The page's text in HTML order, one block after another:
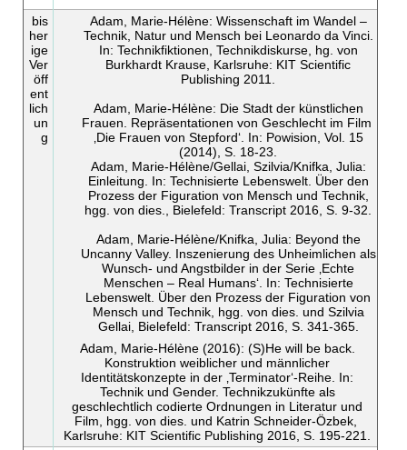
bis
her
ige
Ver
öff
ent
lich
un
g
Adam, Marie-Hélène: Wissenschaft im Wandel –
Technik, Natur und Mensch bei Leonardo da Vinci.
In: Technikfiktionen, Technikdiskurse, hg. von
Burkhardt Krause, Karlsruhe: KIT Scientific
Publishing 2011.
Adam, Marie-Hélène: Die Stadt der künstlichen
Frauen. Repräsentationen von Geschlecht im Film
‚Die Frauen von Stepford‘. In: Powision, Vol. 15
(2014), S. 18-23.
Adam, Marie-Hélène/Gellai, Szilvia/Knifka, Julia:
Einleitung. In: Technisierte Lebenswelt. Über den
Prozess der Figuration von Mensch und Technik,
hgg. von dies., Bielefeld: Transcript 2016, S. 9-32.
Adam, Marie-Hélène/Knifka, Julia: Beyond the
Uncanny Valley. Inszenierung des Unheimlichen als
Wunsch- und Angstbilder in der Serie ‚Echte
Menschen – Real Humans‘. In: Technisierte
Lebenswelt. Über den Prozess der Figuration von
Mensch und Technik, hgg. von dies. und Szilvia
Gellai, Bielefeld: Transcript 2016, S. 341-365.
Adam, Marie-Hélène (2016): (S)He will be back.
Konstruktion weiblicher und männlicher
Identitätskonzepte in der ‚Terminator‘-Reihe. In:
Technik und Gender. Technikzukünfte als
geschlechtlich codierte Ordnungen in Literatur und
Film, hgg. von dies. und Katrin Schneider-Özbek,
Karlsruhe: KIT Scientific Publishing 2016, S. 195-221.